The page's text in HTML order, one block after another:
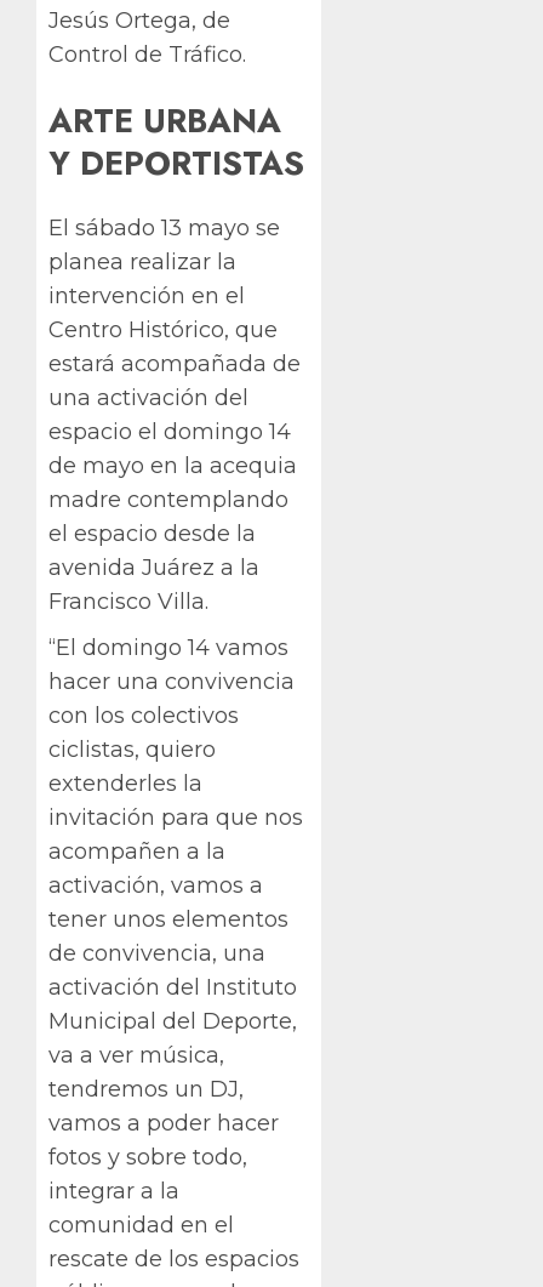
Jesús Ortega, de
Control de Tráfico.
ARTE URBANA
Y DEPORTISTAS
El sábado 13 mayo se
planea realizar la
intervención en el
Centro Histórico, que
estará acompañada de
una activación del
espacio el domingo 14
de mayo en la acequia
madre contemplando
el espacio desde la
avenida Juárez a la
Francisco Villa.
“El domingo 14 vamos
hacer una convivencia
con los colectivos
ciclistas, quiero
extenderles la
invitación para que nos
acompañen a la
activación, vamos a
tener unos elementos
de convivencia, una
activación del Instituto
Municipal del Deporte,
va a ver música,
tendremos un DJ,
vamos a poder hacer
fotos y sobre todo,
integrar a la
comunidad en el
rescate de los espacios